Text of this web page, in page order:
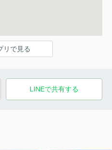
リで見る
LINEで共有する